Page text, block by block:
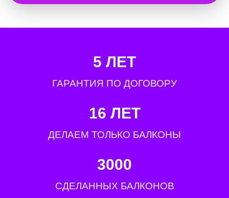
5 ЛЕТ
ГАРАНТИЯ ПО ДОГОВОРУ
16 ЛЕТ
ДЕЛАЕМ ТОЛЬКО БАЛКОНЫ
3000
СДЕЛАННЫХ БАЛКОНОВ